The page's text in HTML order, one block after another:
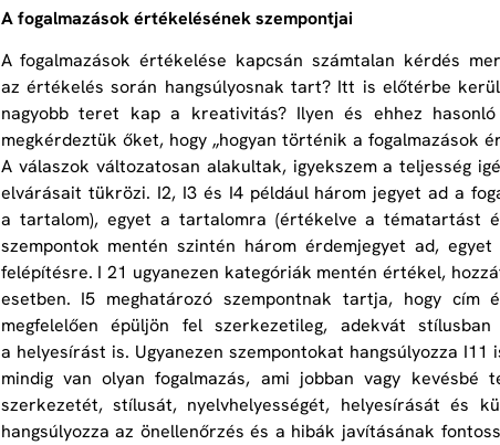
A fogalmazások értékelésének szempontjai
A fogalmazások értékelése kapcsán számtalan kérdés
az értékelés során hangsúlyosnak tart? Itt is előtérbe
nagyobb teret kap a kreativitás? Ilyen és ehhez
megkérdeztük őket, hogy „hogyan történik a fogalmazások
A válaszok változatosan alakultak, igyekszem a teljesség
elvárásait tükrözi. I2, I3 és I4 például három jegyet ad a
a tartalom), egyet a tartalomra (értékelve a tématartást
szempontok mentén szintén három érdemjegyet ad,
felépítésre. I 21 ugyanezen kategóriák mentén értékel,
esetben. I5 meghatározó szempontnak tartja, hogy cím
megfelelően épüljön fel szerkezetileg, adekvát
a helyesírást is. Ugyanezen szempontokat hangsúlyozza
mindig van olyan fogalmazás, ami jobban vagy
szerkezetét, stílusát, nyelvhelyességét, helyesírását és
hangsúlyozza az önellenőrzés és a hibák javításának